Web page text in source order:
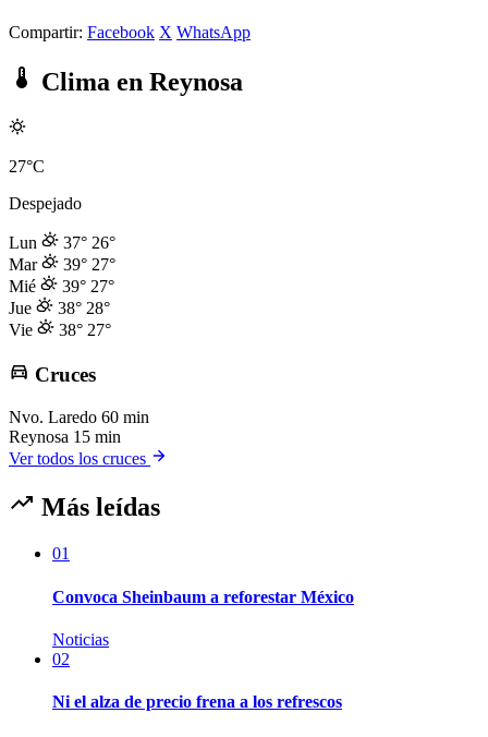
Compartir: Facebook X WhatsApp
Clima en Reynosa
27°C
Despejado
Lun 37° 26°
Mar
39° 27°
Mié
39° 27°
Jue
38° 28°
Vie
38° 27°
Cruces
Nvo. Laredo 60 min
Reynosa 15 min
Ver todos los cruces
Más leídas
01
Convoca Sheinbaum a reforestar México
Noticias
02
Ni el alza de precio frena a los refrescos